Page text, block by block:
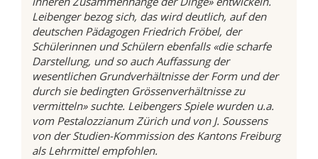
Leibenger bezog sich, das wird deutlich, auf den
deutschen Pädagogen Friedrich Fröbel, der
Schülerinnen und Schülern ebenfalls «die scharfe
Darstellung, und so auch Auffassung der
wesentlichen Grundverhältnisse der Form und der
durch sie bedingten Grössenverhältnisse zu
vermitteln» suchte. Leibengers Spiele wurden u.a.
vom Pestalozzianum Zürich und von J. Soussens
von der Studien-Kommission des Kantons Freiburg
als Lehrmittel empfohlen.